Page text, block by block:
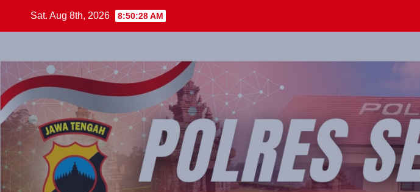
Sat. Aug 8th, 2026 8:50:28 AM